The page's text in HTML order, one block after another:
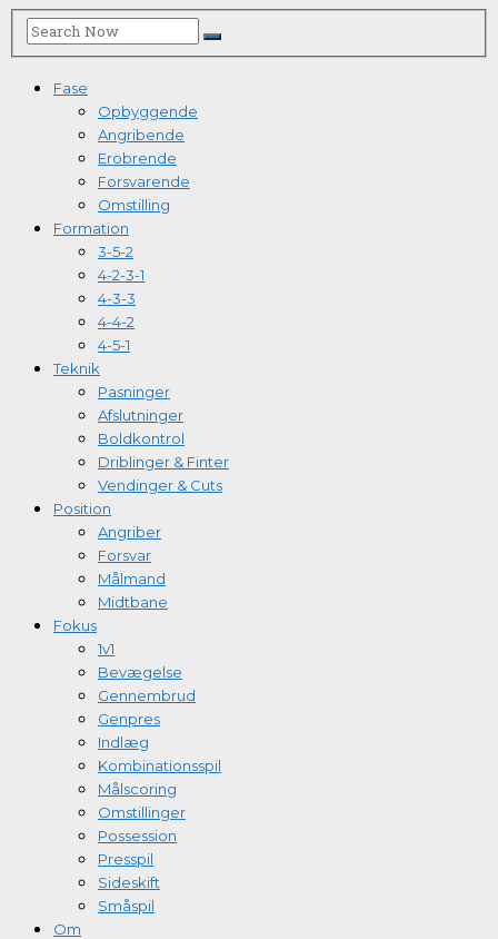
Fase
Opbyggende
Angribende
Erobrende
Forsvarende
Omstilling
Formation
3-5-2
4-2-3-1
4-3-3
4-4-2
4-5-1
Teknik
Pasninger
Afslutninger
Boldkontrol
Driblinger & Finter
Vendinger & Cuts
Position
Angriber
Forsvar
Målmand
Midtbane
Fokus
1v1
Bevægelse
Gennembrud
Genpres
Indlæg
Kombinationsspil
Målscoring
Omstillinger
Possession
Presspil
Sideskift
Småspil
Om